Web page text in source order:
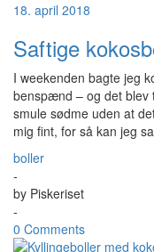
18. april 2018
Saftige
I weekenden bagte jeg
benspænd – og det blev
smule sødme uden at
mig fint, for så kan jeg
boller
-
by Piskeriset
-
0 Comments